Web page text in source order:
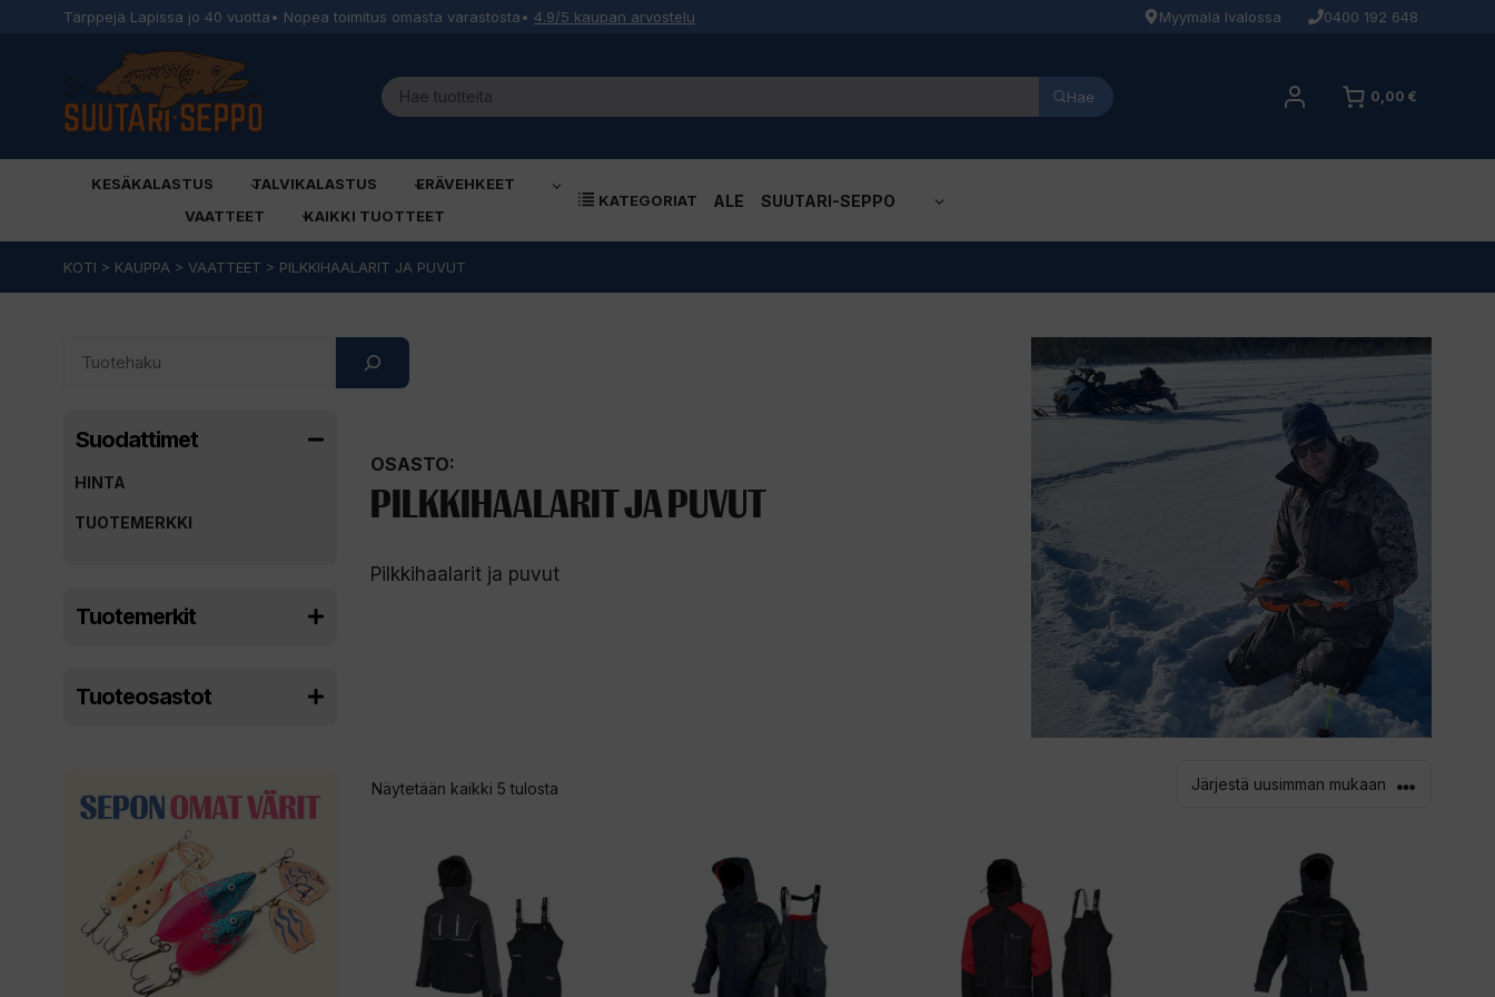
Tärppejä Lapissa jo 40 vuotta• Nopea toimitus omasta varastosta• 4.9/5 kaupan arvostelu Myymälä Ivalossa 0400 192 648
Hae 0,00 €
KESÄKALASTUS TALVIKALASTUS
ERÄVEHKEET
VAATTEET
KAIKKI TUOTTEET
KATEGORIAT ALE SUUTARI-SEPPO
sisältöön
KOTI > KAUPPA > VAATTEET > PILKKIHAALARIT JA PUVUT
OSASTO:
PILKKIHAALARIT JA PUVUT
Pilkkihaalarit ja puvut
Näytetään kaikki 5 tulosta
tuotteella
useampi
tuotteella
useampi
tuotteella
useampi
useampi
Search
Suodattimet
HINTA
TUOTEMERKKI
Tuotemerkit
Tuoteosastot